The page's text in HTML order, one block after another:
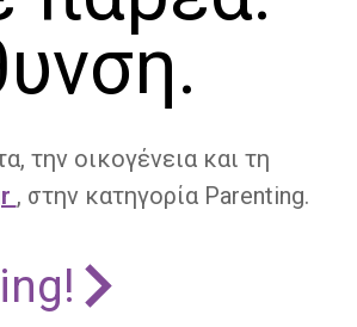
την οικογένεια και τη
, στην κατηγορία Parenting.